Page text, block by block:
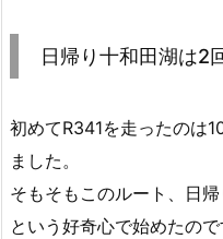
日帰り十和田湖は2
初めてR341を走ったのは
ました。
そもそもこのルート、日
という好奇心で始めたので